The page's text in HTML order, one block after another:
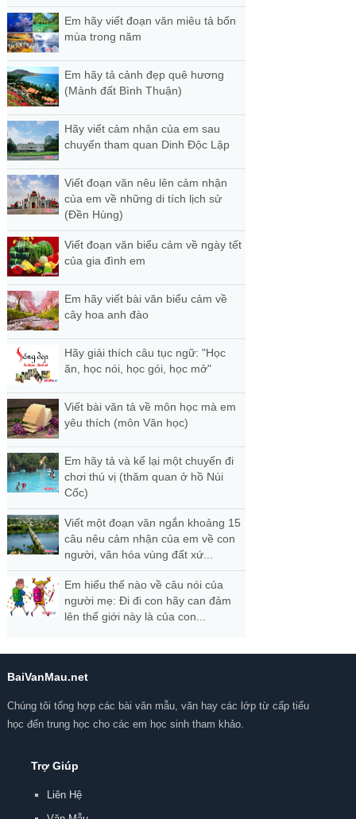
Em hãy viết đoạn văn miêu tả bốn
mùa trong năm
Em hãy tả cảnh đẹp quê hương
(Mảnh đất Bình Thuận)
Hãy viết cảm nhận của em sau
chuyến tham quan Dinh Độc Lập
Viết đoạn văn nêu lên cảm nhận
của em về những di tích lịch sử
(Đền Hùng)
Viết đoạn văn biểu cảm về ngày tết
của gia đình em
Em hãy viết bài văn biểu cảm về
cây hoa anh đào
Hãy giải thích câu tục ngữ: "Học
ăn, học nói, học gói, học mở"
Viết bài văn tả về môn học mà em
yêu thích (môn Văn học)
Em hãy tả và kể lại một chuyến đi
chơi thú vị (thăm quan ở hồ Núi
Cốc)
Viết một đoạn văn ngắn khoảng 15
câu nêu cảm nhận của em về con
người, văn hóa vùng đất xứ...
Em hiểu thế nào về câu nói của
người mẹ: Đi đi con hãy can đảm
lên thế giới này là của con...
BaiVanMau.net
Chúng tôi tổng hợp các bài văn mẫu, văn hay các lớp từ cấp tiểu
học đến trung học cho các em học sinh tham khảo.
Trợ Giúp
Liên Hệ